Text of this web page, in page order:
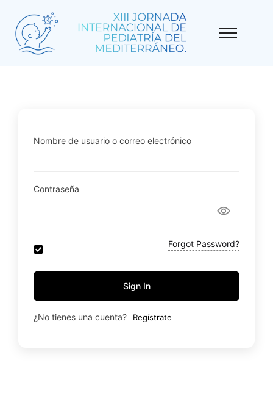
Nombre de usuario o correo electrónico
Contraseña
Forgot Password?
Sign In
¿No tienes una cuenta? Regístrate